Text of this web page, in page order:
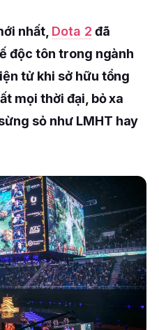
nhất, Dota 2 đã
độc tôn trong ngành
tử khi sở hữu tổng
mọi thời đại, bỏ xa
sỏ như LMHT hay